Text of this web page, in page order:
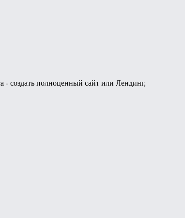
- создать полноценный сайт или Лендинг,